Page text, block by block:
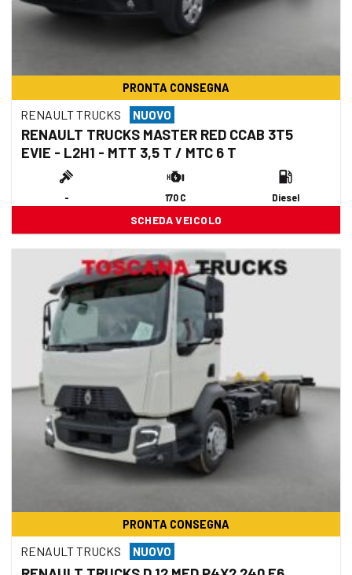
PRONTA CONSEGNA
RENAULT TRUCKS NUOVO
RENAULT TRUCKS MASTER RED CCAB 3T5
EVIE - L2H1 - MTT 3,5 T / MTC 6 T
- 170 C Diesel
SCHEDA VEICOLO
PRONTA CONSEGNA
RENAULT TRUCKS NUOVO